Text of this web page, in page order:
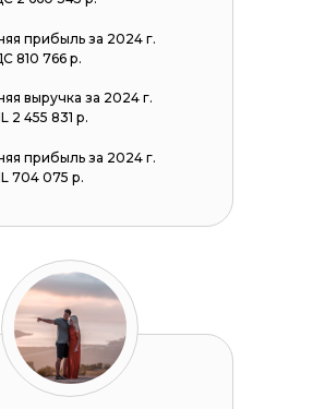
прибыль за 2024 г.
810 766 р.
выручка за 2024 г.
2 455 831 р.
прибыль за 2024 г.
704 075 р.